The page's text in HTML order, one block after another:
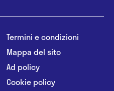
Termini e condizioni
Mappa del sito
Ad policy
Cookie policy